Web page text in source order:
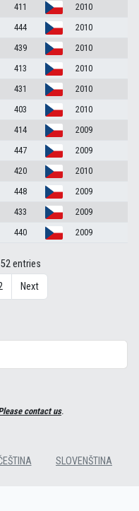
411
2010
444
2010
439
2010
413
2010
431
2010
403
2010
414
2009
447
2009
420
2010
448
2009
433
2009
440 2009
entries
Next
contact us.
SLOVENŠTINA